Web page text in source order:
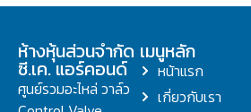
ห้างหุ้นส่วนจำกัด
ซี.เค. แอร์คอนด์
ศูนย์รวมอะไหล่ วาล์ว
เมนูหลัก
หน้าแรก
เกี่ยวกับเรา